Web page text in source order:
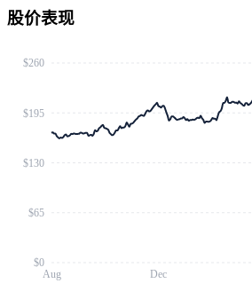
股价表现
Aug Dec
$0
$65
$130
$195
$260